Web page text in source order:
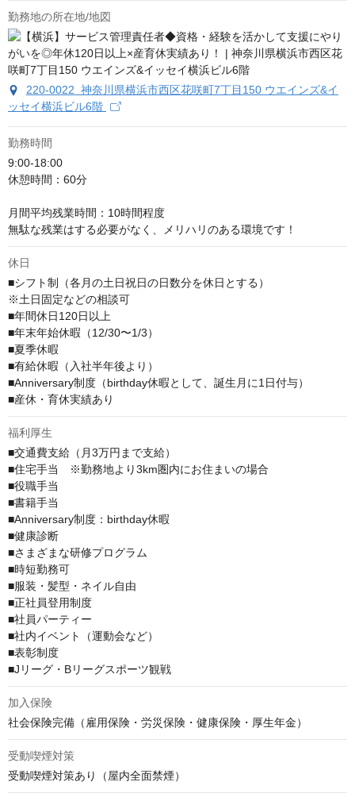
勤務地の所在地/地図
220-0022 神奈川県横浜市西区花咲町7丁目150 ウエインズ&イ
ッセイ横浜ビル6階
勤務時間
9:00-18:00
休憩時間：60分
月間平均残業時間：10時間程度
無駄な残業はする必要がなく、メリハリのある環境です！
休日
■シフト制（各月の土日祝日の日数分を休日とする）
※土日固定などの相談可
■年間休日120日以上
■年末年始休暇（12/30〜1/3）
■夏季休暇
■有給休暇（入社半年後より）
■Anniversary制度（birthday休暇として、誕生月に1日付与）
■産休・育休実績あり
福利厚生
■交通費支給（月3万円まで支給）
■住宅手当　※勤務地より3km圏内にお住まいの場合
■役職手当
■書籍手当
■Anniversary制度：birthday休暇
■健康診断
■さまざまな研修プログラム
■時短勤務可
■服装・髪型・ネイル自由
■正社員登用制度
■社員パーティー
■社内イベント（運動会など）
■表彰制度
■Jリーグ・Bリーグスポーツ観戦
加入保険
社会保険完備（雇用保険・労災保険・健康保険・厚生年金）
受動喫煙対策
受動喫煙対策あり（屋内全面禁煙）